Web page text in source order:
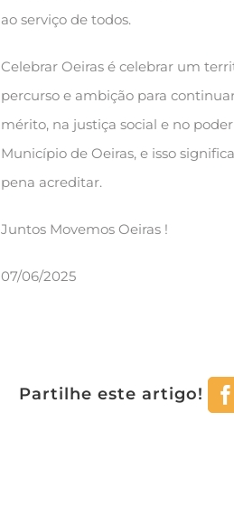
ao serviço de todos.
Celebrar Oeiras é celebrar um
percurso e ambição para
mérito, na justiça social e no
Município de Oeiras, e isso
pena acreditar.
Juntos Movemos Oeiras !
07/06/2025
Partilhe este artigo!